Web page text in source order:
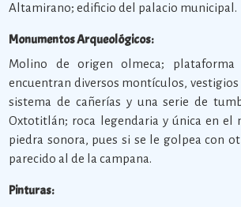
Altamirano; edificio del palacio municipal.
Monumentos Arqueológicos:
Molino de origen olmeca;
encuentran diversos montículos,
sistema de cañerías y una serie de
Oxtotitlán; roca legendaria y única en el
piedra sonora, pues si se le golpea con
parecido al de la campana.
Pinturas: